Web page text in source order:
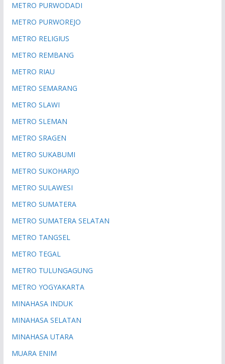
METRO PURWODADI
METRO PURWOREJO
METRO RELIGIUS
METRO REMBANG
METRO RIAU
METRO SEMARANG
METRO SLAWI
METRO SLEMAN
METRO SRAGEN
METRO SUKABUMI
METRO SUKOHARJO
METRO SULAWESI
METRO SUMATERA
METRO SUMATERA SELATAN
METRO TANGSEL
METRO TEGAL
METRO TULUNGAGUNG
METRO YOGYAKARTA
MINAHASA INDUK
MINAHASA SELATAN
MINAHASA UTARA
MUARA ENIM